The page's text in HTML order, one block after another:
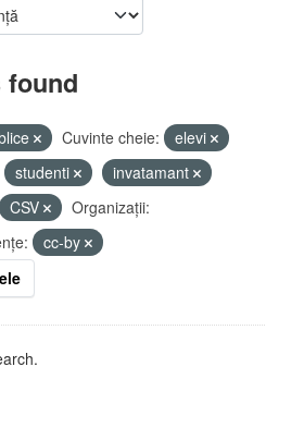
found
Cuvinte cheie:
elevi
studenti
invatamant
CSV
Organizații:
cc-by